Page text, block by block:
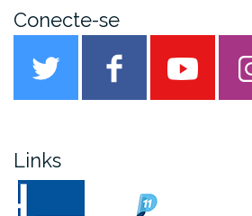
Conecte-se
Links